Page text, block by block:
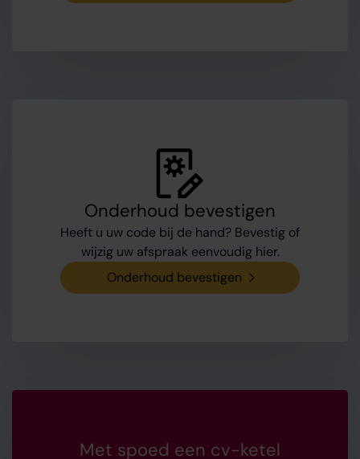
Onderhoud bevestigen
Heeft u uw code bij de hand? Bevestig of
wijzig uw afspraak eenvoudig hier.
Onderhoud bevestigen
Met spoed een cv-ketel